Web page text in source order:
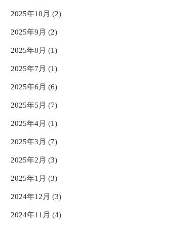
2025年10月 (2)
2025年9月 (2)
2025年8月 (1)
2025年7月 (1)
2025年6月 (6)
2025年5月 (7)
2025年4月 (1)
2025年3月 (7)
2025年2月 (3)
2025年1月 (3)
2024年12月 (3)
2024年11月 (4)